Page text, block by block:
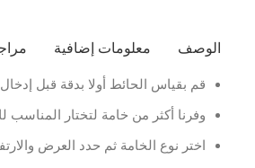
الوصف معلومات إضافية
قم بقياس الحائط أولا بدقة قبل
وفرنا أكثر من خامة لتختار المناسب
اختر نوع الخامة ثم حدد العرض